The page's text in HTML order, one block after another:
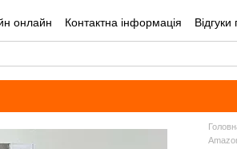
онлайн Контактна інформація
Блог Угода користувача Оплата і